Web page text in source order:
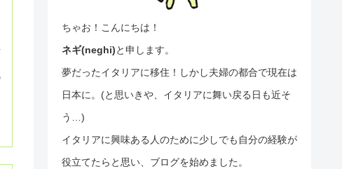
ちゃお！こんにちは！
ネギ(neghi)と申します。
夢だったイタリアに移住！しかし夫婦の都合で現在は
日本に。(と思いきや、イタリアに舞い戻る日も近そ
う…)
イタリアに興味ある人のために少しでも自分の経験が
役立てたらと思い、ブログを始めました。